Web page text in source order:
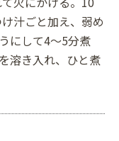
汁ごと加え、弱め
にして4〜5分煮
溶き入れ、ひと煮